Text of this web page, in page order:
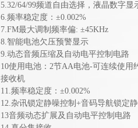
5.32/64/99频道自由选择，液晶数字显
6.频率稳定度：±0.002%
7.FM最大调制频率偏: ±45KHz
8.智能电池欠压预警显示
9.动态音频压缩及自动电平控制电路
10使用电池：2节AA电池-可连续使用
接收机
11.频率稳定度：±0.002%
12.杂讯锁定静噪控制+音码导航锁定
13音频动态扩展及自动电平控制电路